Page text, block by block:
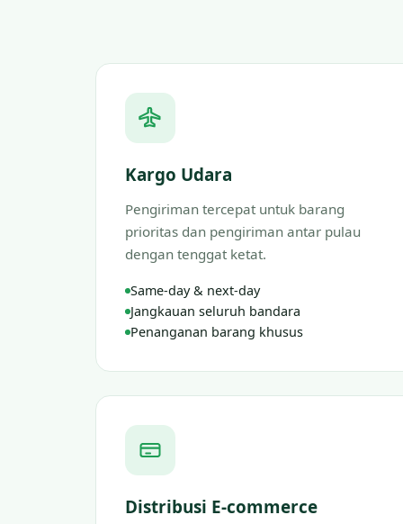
Kargo Udara
Pengiriman tercepat untuk barang
prioritas dan pengiriman antar pulau
dengan tenggat ketat.
Same-day & next-day
Jangkauan seluruh bandara
Penanganan barang khusus
Distribusi E-commerce